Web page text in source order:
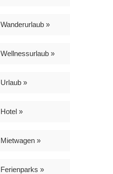
Wanderurlaub »
Wellnessurlaub »
Urlaub »
Hotel »
Mietwagen »
Ferienparks »